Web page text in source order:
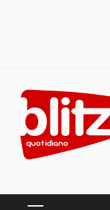
content